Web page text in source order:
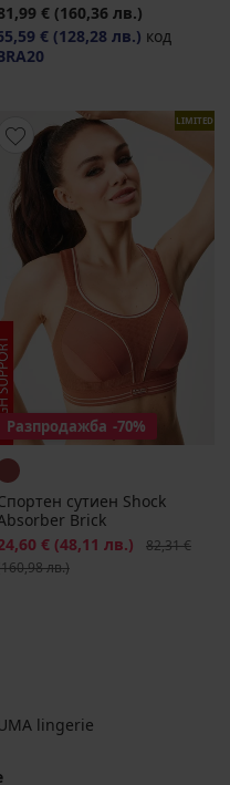
€ (160,36 лв.)
€ (128,28 лв.) код
LIMITED
Разпродажба -70%
сутиен Shock
Brick
€ (48,11 лв.)
82,31 €
лв.)
lingerie